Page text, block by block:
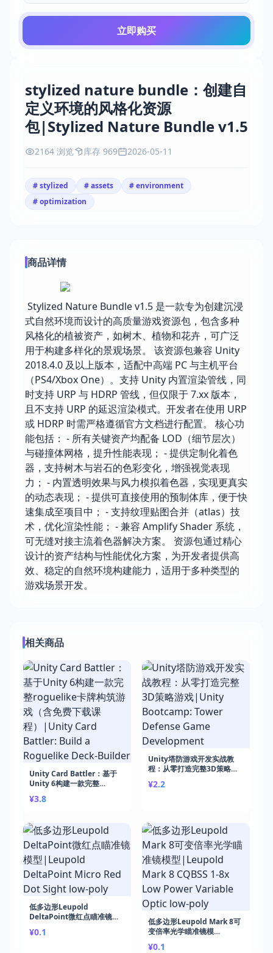
stylized nature bundle：创建自
定义环境的风格化资源
包|Stylized Nature Bundle v1.5
2164 浏览 库存 969 2026-05-11
# stylized # assets
# environment
# optimization
商品详情
Stylized Nature Bundle v1.5 是一款专为创建沉浸
式自然环境而设计的高质量游戏资源包，包含多种
风格化的植被资产，如树木、植物和花卉，可广泛
用于构建多样化的景观场景。 该资源包兼容 Unity
2018.4.0 及以上版本，适配中高端 PC 与主机平台
（PS4/Xbox One）。支持 Unity 内置渲染管线，同
时支持 URP 与 HDRP 管线，但仅限于 7.xx 版本，
且不支持 URP 的延迟渲染模式。开发者在使用 URP
或 HDRP 时需严格遵循官方文档进行配置。 核心功
能包括： - 所有关键资产均配备 LOD（细节层次）
与碰撞体网格，提升性能表现； - 提供定制化着色
器，支持树木与岩石的色彩变化，增强视觉表现
力； - 内置透明效果与风力模拟着色器，实现更真实
的动态表现； - 提供可直接使用的预制体库，便于快
速集成至项目中； - 支持纹理贴图合并（atlas）技
术，优化渲染性能； - 兼容 Amplify Shader 系统，
可无缝对接主流着色器解决方案。 资源包通过精心
设计的资产结构与性能优化方案，为开发者提供高
效、稳定的自然环境构建能力，适用于多种类型的
游戏场景开发。
相关商品
Unity Card Battler：基于
Unity 6构建一款完整
免费下载课程）|Unity Card
Deck-Builder
¥3.8
Unity塔防游戏开发实战教
程：从零打造完整3D策略游
Defense Game
¥2.2
低多边形Leupold
DeltaPoint微红点瞄准镜模
Micro Red Dot Sight low-
¥0.1
低多边形Leupold Mark 8可
变倍率光学瞄准镜模
1-8x Low Power Variable
¥0.1
立即购买